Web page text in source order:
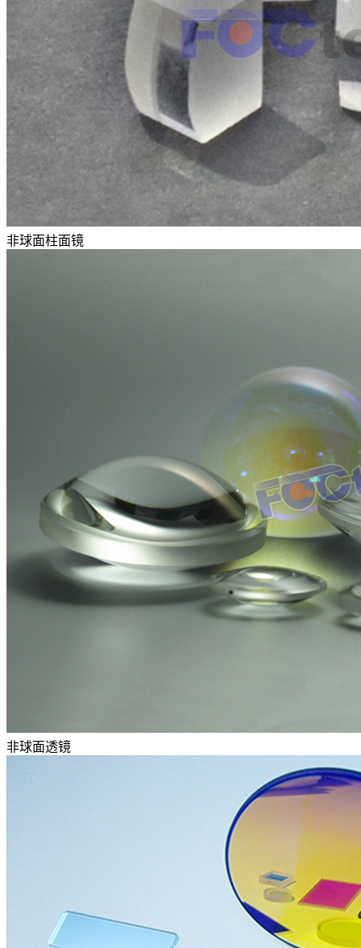
非球面柱面镜
非球面透镜